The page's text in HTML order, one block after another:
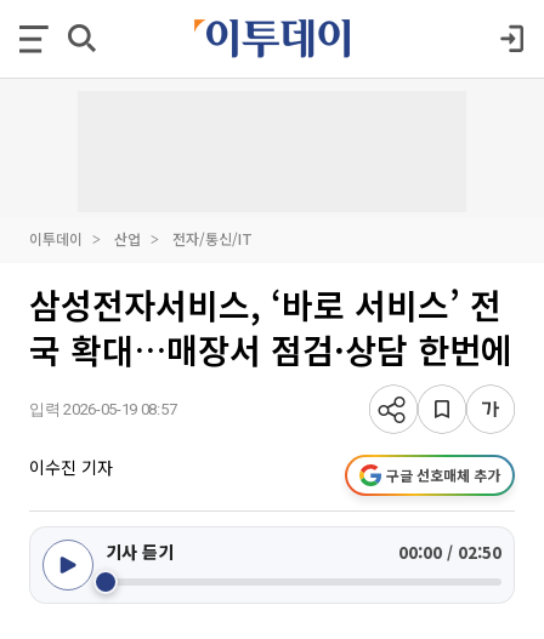
이투데이 산업 전자/통신/IT
삼성전자서비스, ‘바로 서비스’ 전
국 확대…매장서 점검·상담 한번에
입력 2026-05-19 08:57
이수진 기자 구글 선호매체 추가
기사 듣기 00:00 / 02:50